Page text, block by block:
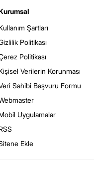
Şartları
Politikası
Politikası
Verilerin Korunması
Sahibi Başvuru Formu
Uygulamalar
Ekle